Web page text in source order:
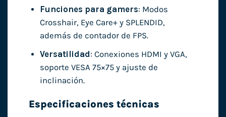
Funciones para gamers: Modos
Crosshair, Eye Care+ y SPLENDID,
además de contador de FPS.
Versatilidad: Conexiones HDMI y VGA,
soporte VESA 75×75 y ajuste de
inclinación.
Especificaciones técnicas